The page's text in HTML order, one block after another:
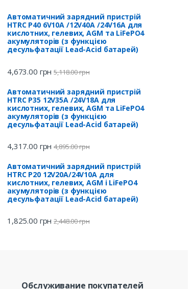
Автоматичний зарядний пристрій
HTRC P40 6V10A /12V40A /24V16A для
кислотних, гелевих, AGM та LiFePO4
акумуляторів (з функцією
десульфатації Lead-Acid батарей)
4,673.00 грн 5,118.00грн
Автоматичний зарядний пристрій
HTRC P35 12V35A /24V18A для
кислотних, гелевих, AGM та LiFePO4
акумуляторів (з функцією
десульфатації Lead-Acid батарей)
4,317.00 грн 4,895.00грн
Автоматичний зарядний пристрій
HTRC P20 12V20A/24V10A для
кислотних, гелевих, AGM і LiFePO4
акумуляторів (з функцією
десульфатації Lead-Acid батарей)
1,825.00 грн 2,448.00грн
Обслуживание покупателей